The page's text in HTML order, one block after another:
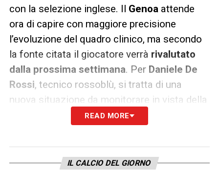
con la selezione inglese. Il Genoa attende
ora di capire con maggiore precisione
l’evoluzione del quadro clinico, ma secondo
la fonte citata il giocatore verrà rivalutato
dalla prossima settimana. Per Daniele De
Rossi, tecnico rossoblù, si tratta di una
nuova situazione da monitorare in vista della
ripresa del campionato.
LA PLAYLIST DELLE NOSTRE TOP NEWS
READ MORE
IL CALCIO DEL GIORNO